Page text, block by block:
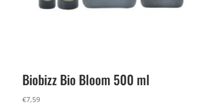
Biobizz Bio Bloom 500 ml
€7,59